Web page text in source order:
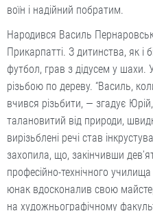
воїн і надійний побратим.
Народився Василь
Прикарпатті. З дитинства, як і
футбол, грав з дідусем у шахи.
різьбою по дереву. “Василь,
вчився різьбити, — згадує
талановитий від природи,
вирізьблені речі став
захопила, що, закінчивши
професійно-технічного
юнак вдосконалив свою
на художньографічному